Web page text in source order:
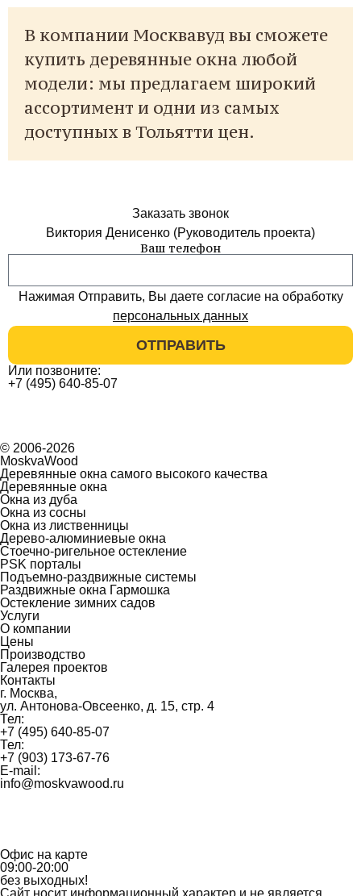
В компании Москвавуд вы сможете
купить деревянные окна любой
модели: мы предлагаем широкий
ассортимент и одни из самых
доступных в Тольятти цен.
Заказать звонок
Виктория Денисенко (Руководитель проекта)
Ваш телефон
Нажимая Отправить, Вы даете согласие на обработку
персональных данных
ОТПРАВИТЬ
Или позвоните:
+7 (495) 640-85-07
© 2006-2026
MoskvaWood
Деревянные окна самого высокого качества
Деревянные окна
Окна из дуба
Окна из сосны
Окна из лиственницы
Дерево-алюминиевые окна
Стоечно-ригельное остекление
PSK порталы
Подъемно-раздвижные системы
Раздвижные окна Гармошка
Остекление зимних садов
Услуги
О компании
Цены
Производство
Галерея проектов
Контакты
г. Москва,
ул. Антонова-Овсеенко, д. 15, стр. 4
Тел:
+7 (495) 640-85-07
Тел:
+7 (903) 173-67-76
E-mail:
info@moskvawood.ru
Офис на карте
09:00-20:00
без выходных!
Сайт носит информационный характер и не является